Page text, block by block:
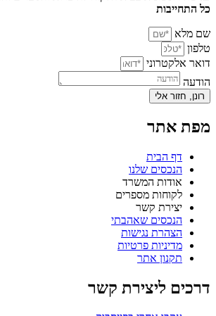
כל התחייבות
שם מלא
טלפון
דואר אלקטרוני
הודעה
רונן, חזור אלי
מפת אתר
דף הבית
הנכסים שלנו
אודות המשרד
לקוחות מספרים
יצירת קשר
הנכסים שאהבתי
הצהרת נגישות
מדיניות פרטיות
תקנון אתר
דרכים ליצירת קשר